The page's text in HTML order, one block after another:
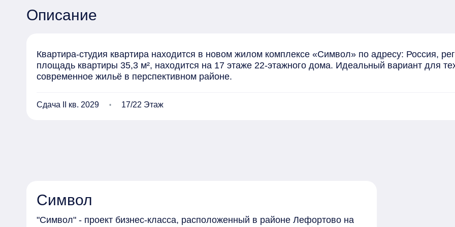
Описание
Квартира-студия квартира находится в новом жилом комплексе «Символ» по адресу: Россия,
площадь квартиры 35,3 м², находится на 17 этаже 22-этажного дома. Идеальный вариант для
современное жильё в перспективном районе.
Сдача II кв. 2029 17/22 Этаж
Символ
"Символ" - проект бизнес-класса, расположенный в районе Лефортово на